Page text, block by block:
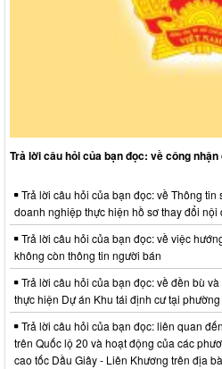
Trả lời câu hỏi của bạn đọc: về công
Trả lời câu hỏi của bạn đọc: về Thông
doanh nghiệp thực hiện hồ sơ thay đổi nội
Trả lời câu hỏi của bạn đọc: về việc
không còn thông tin người bán
Trả lời câu hỏi của bạn đọc: về đền bù
thực hiện Dự án Khu tái định cư tại phường
Trả lời câu hỏi của bạn đọc: liên quan
trên Quốc lộ 20 và hoạt động của các
cao tốc Dầu Giây - Liên Khương trên địa